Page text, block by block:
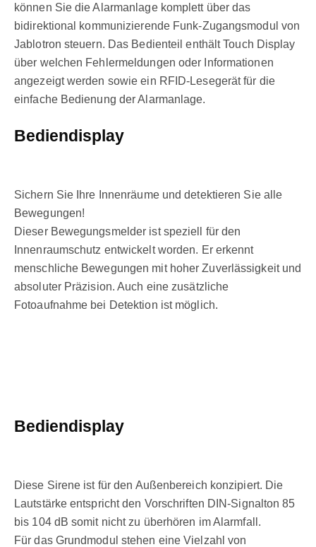
können Sie die Alarmanlage komplett über das
bidirektional kommunizierende Funk-Zugangsmodul von
Jablotron steuern. Das Bedienteil enthält Touch Display
über welchen Fehlermeldungen oder Informationen
angezeigt werden sowie ein RFID-Lesegerät für die
einfache Bedienung der Alarmanlage.
Bediendisplay
Sichern Sie Ihre Innenräume und detektieren Sie alle
Bewegungen!
Dieser Bewegungsmelder ist speziell für den
Innenraumschutz entwickelt worden. Er erkennt
menschliche Bewegungen mit hoher Zuverlässigkeit und
absoluter Präzision. Auch eine zusätzliche
Fotoaufnahme bei Detektion ist möglich.
Bediendisplay
Diese Sirene ist für den Außenbereich konzipiert. Die
Lautstärke entspricht den Vorschriften DIN-Signalton 85
bis 104 dB somit nicht zu überhören im Alarmfall.
Für das Grundmodul stehen eine Vielzahl von